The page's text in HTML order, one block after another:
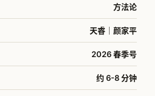
方法论
天睿｜颜家平
2026 春季号
约 6-8 分钟